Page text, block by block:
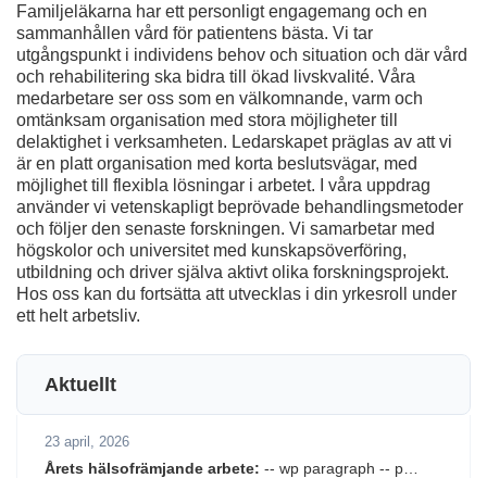
Familjeläkarna har ett personligt engagemang och en
sammanhållen vård för patientens bästa. Vi tar
utgångspunkt i individens behov och situation och där vård
och rehabilitering ska bidra till ökad livskvalité. Våra
medarbetare ser oss som en välkomnande, varm och
omtänksam organisation med stora möjligheter till
delaktighet i verksamheten. Ledarskapet präglas av att vi
är en platt organisation med korta beslutsvägar, med
möjlighet till flexibla lösningar i arbetet. I våra uppdrag
använder vi vetenskapligt beprövade behandlingsmetoder
och följer den senaste forskningen. Vi samarbetar med
högskolor och universitet med kunskapsöverföring,
utbildning och driver själva aktivt olika forskningsprojekt.
Hos oss kan du fortsätta att utvecklas i din yrkesroll under
ett helt arbetsliv.
Aktuellt
23 april, 2026
Årets hälsofrämjande arbete: -- wp paragraph -- p…